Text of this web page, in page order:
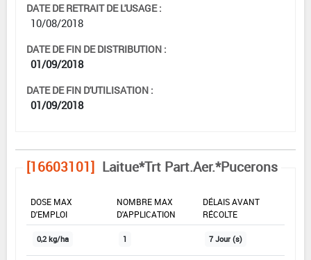
DATE DE RETRAIT DE L'USAGE :
10/08/2018
DATE DE FIN DE DISTRIBUTION :
01/09/2018
DATE DE FIN D'UTILISATION :
01/09/2018
[16603101] Laitue*Trt Part.Aer.*Pucerons
DOSE MAX
D'EMPLOI
NOMBRE MAX
D'APPLICATION
DÉLAIS AVANT
RÉCOLTE
0,2 kg/ha 1 7 Jour (s)